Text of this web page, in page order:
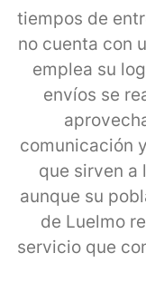
tiempos de
no cuenta con
emplea su
envíos se
comunicación
que sirven a
aunque su
de Luelmo
servicio que